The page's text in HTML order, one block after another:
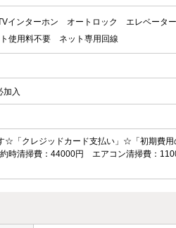
インターホン オートロック
エレベーター
使用料不要 ネット専用回線
加入
☆「クレジッドカード支払い」☆「初期費用
清掃費：44000円 エアコン清掃費：